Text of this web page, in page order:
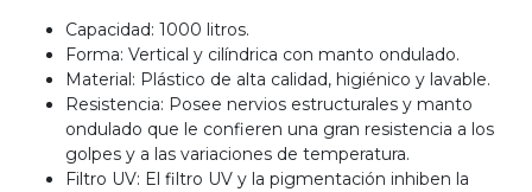
Capacidad: 1000 litros.
Forma: Vertical y cilíndrica con manto ondulado.
Material: Plástico de alta calidad, higiénico y lavable.
Resistencia: Posee nervios estructurales y manto
ondulado que le confieren una gran resistencia a los
golpes y a las variaciones de temperatura.
Filtro UV: El filtro UV y la pigmentación inhiben la